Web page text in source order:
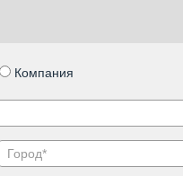
Компания